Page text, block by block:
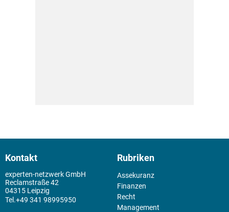
Kontakt
experten-netzwerk GmbH
Reclamstraße 42
04315 Leipzig
+49 341 98995950
Rubriken
Assekuranz
Finanzen
Recht
Management